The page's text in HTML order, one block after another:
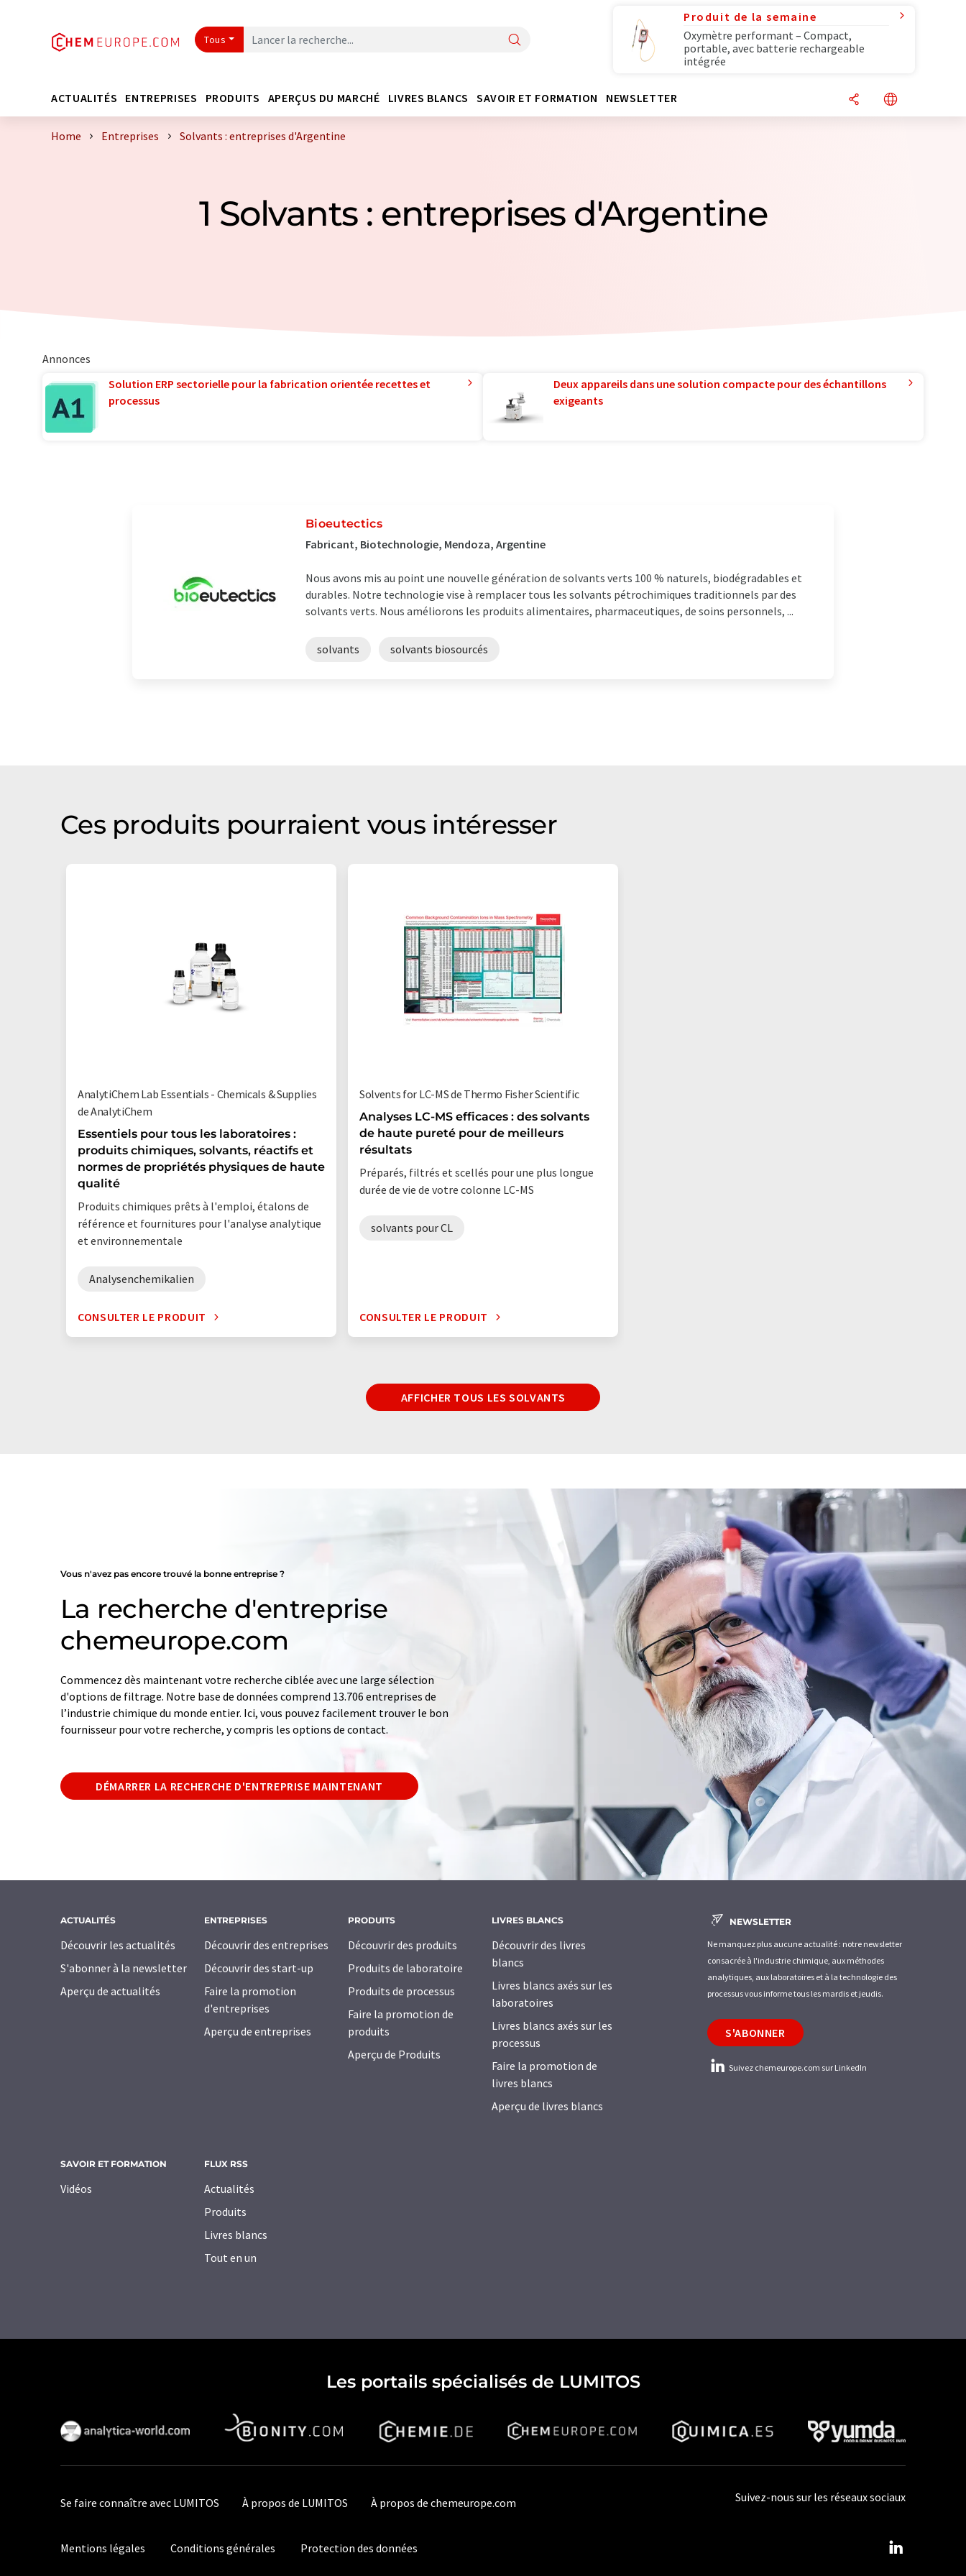
Tous
Produit de la semaine
Oxymètre performant – Compact,
portable, avec batterie rechargeable
intégrée
ACTUALITÉS ENTREPRISES PRODUITS APERÇUS DU MARCHÉ LIVRES BLANCS SAVOIR ET FORMATION NEWSLETTER
Home Entreprises Solvants : entreprises d'Argentine
1 Solvants : entreprises d'Argentine
Annonces
Solution ERP sectorielle pour la fabrication orientée recettes et
processus
Deux appareils dans une solution compacte pour des échantillons
exigeants
Bioeutectics
Fabricant, Biotechnologie, Mendoza, Argentine
Nous avons mis au point une nouvelle génération de solvants verts 100 % naturels, biodégradables et
durables. Notre technologie vise à remplacer tous les solvants pétrochimiques traditionnels par des
solvants verts. Nous améliorons les produits alimentaires, pharmaceutiques, de soins personnels, ...
solvants solvants biosourcés
Ces produits pourraient vous intéresser
AnalytiChem Lab Essentials - Chemicals & Supplies
de AnalytiChem
Essentiels pour tous les laboratoires :
produits chimiques, solvants, réactifs et
normes de propriétés physiques de haute
qualité
Produits chimiques prêts à l'emploi, étalons de
référence et fournitures pour l'analyse analytique
et environnementale
Analysenchemikalien
CONSULTER LE PRODUIT
Solvents for LC-MS de Thermo Fisher Scientific
Analyses LC-MS efficaces : des solvants
de haute pureté pour de meilleurs
résultats
Préparés, filtrés et scellés pour une plus longue
durée de vie de votre colonne LC-MS
solvants pour CL
CONSULTER LE PRODUIT
AFFICHER TOUS LES SOLVANTS
Vous n'avez pas encore trouvé la bonne entreprise ?
La recherche d'entreprise
chemeurope.com
Commencez dès maintenant votre recherche ciblée avec une large sélection
d'options de filtrage. Notre base de données comprend 13.706 entreprises de
l’industrie chimique du monde entier. Ici, vous pouvez facilement trouver le bon
fournisseur pour votre recherche, y compris les options de contact.
DÉMARRER LA RECHERCHE D'ENTREPRISE MAINTENANT
ACTUALITÉS
Découvrir les actualités
S'abonner à la newsletter
Aperçu de actualités
ENTREPRISES
Découvrir des entreprises
Découvrir des start-up
Faire la promotion
d'entreprises
Aperçu de entreprises
PRODUITS
Découvrir des produits
Produits de laboratoire
Produits de processus
Faire la promotion de
produits
Aperçu de Produits
LIVRES BLANCS
Découvrir des livres
blancs
Livres blancs axés sur les
laboratoires
Livres blancs axés sur les
processus
Faire la promotion de
livres blancs
Aperçu de livres blancs
SAVOIR ET FORMATION
Vidéos
FLUX RSS
Actualités
Produits
Livres blancs
Tout en un
NEWSLETTER
Ne manquez plus aucune actualité : notre newsletter
consacrée à l'industrie chimique, aux méthodes
analytiques, aux laboratoires et à la technologie des
processus vous informe tous les mardis et jeudis.
S'ABONNER
Suivez chemeurope.com sur LinkedIn
Les portails spécialisés de LUMITOS
Se faire connaître avec LUMITOS À propos de LUMITOS À propos de chemeurope.com
Mentions légales Conditions générales Protection des données
Suivez-nous sur les réseaux sociaux